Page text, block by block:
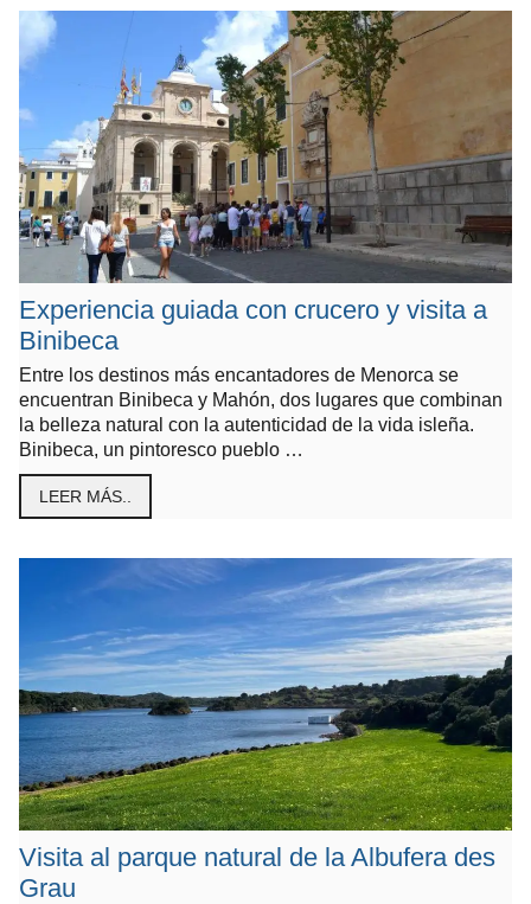
Experiencia guiada con crucero y visita a
Binibeca
Entre los destinos más encantadores de Menorca se
encuentran Binibeca y Mahón, dos lugares que combinan
la belleza natural con la autenticidad de la vida isleña.
Binibeca, un pintoresco pueblo …
LEER MÁS..
Visita al parque natural de la Albufera des
Grau